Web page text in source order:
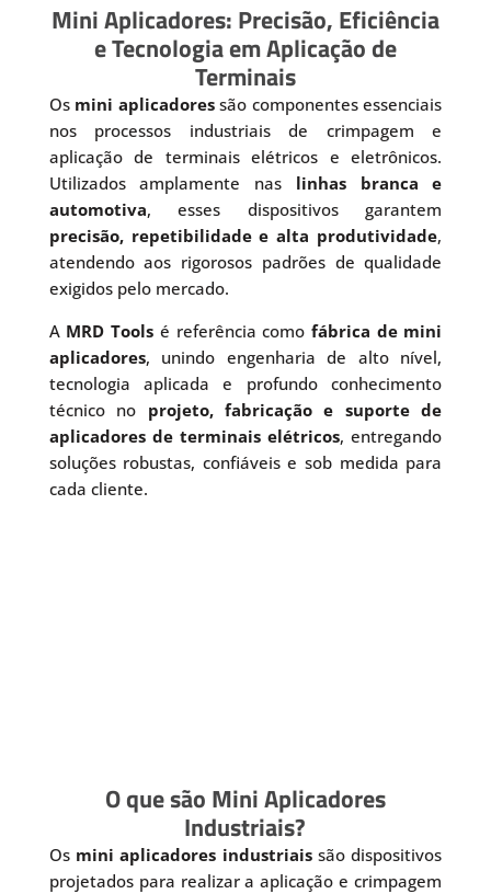
Mini Aplicadores: Precisão, Eficiência
e Tecnologia em Aplicação de
Terminais
Os mini aplicadoressão componentes essenciais
nos processos industriais de crimpagem e
aplicação de terminais elétricos e eletrônicos.
Utilizados amplamente nas linhas branca e
automotiva, esses dispositivos garantem
precisão, repetibilidade e alta produtividade,
atendendo aos rigorosos padrões de qualidade
exigidos pelo mercado.
A MRD Tools é referência como fábrica de mini
aplicadores, unindo engenharia de alto nível,
tecnologia aplicada e profundo conhecimento
técnico no projeto, fabricação e suporte de
aplicadores de terminais elétricos, entregando
soluções robustas, confiáveis e sob medida para
cada cliente.
O que são Mini Aplicadores
Industriais?
Os mini aplicadores industriaissão dispositivos
projetados para realizar a aplicação e crimpagem